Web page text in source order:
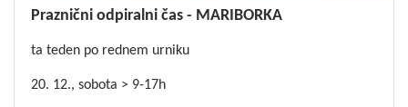
Praznični odpiralni čas - MARIBORKA
ta teden po rednem urniku
20. 12., sobota > 9-17h